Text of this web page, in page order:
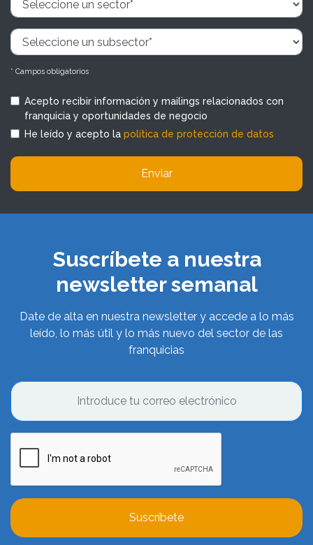
* Campos obligatorios
Acepto recibir información y mailings relacionados con
franquicia y oportunidades de negocio
He leído y acepto la política de protección de datos
Enviar
Suscríbete a nuestra
newsletter semanal
Date de alta en nuestra newsletter y accede a lo más
leído, lo más útil y lo más nuevo del sector de las
franquicias
Suscríbete